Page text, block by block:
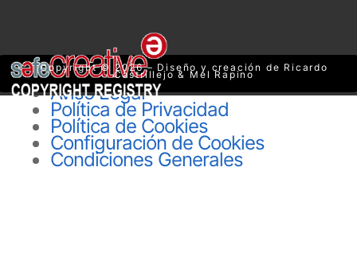
Copyright © 2026 – Diseño y creación de Ricardo
Castrillejo & Mel Rapino
Aviso Legal
Política de Privacidad
Política de Cookies
Configuración de Cookies
Condiciones Generales